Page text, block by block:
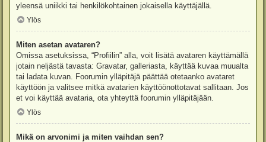
yleensä uniikki tai henkilökohtainen jokaisella käyttäjällä.
Ylös
Miten asetan avataren?
Omissa asetuksissa, “Profiilin” alla, voit lisätä avataren käyttämällä
jotain neljästä tavasta: Gravatar, galleriasta, käyttää kuvaa muualta
tai ladata kuvan. Foorumin ylläpitäjä päättää otetaanko avataret
käyttöön ja valitsee mitkä avatarien käyttöönottotavat sallitaan. Jos
et voi käyttää avataria, ota yhteyttä foorumin ylläpitäjään.
Ylös
Mikä on arvonimi ja miten vaihdan sen?